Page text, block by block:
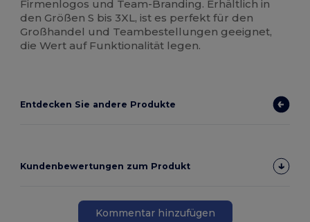
Firmenlogos und Team-Branding. Erhältlich in
den Größen S bis 3XL, ist es perfekt für den
Großhandel und Teambestellungen geeignet,
die Wert auf Funktionalität legen.
Entdecken Sie andere Produkte
Kundenbewertungen zum Produkt
Kommentar hinzufügen